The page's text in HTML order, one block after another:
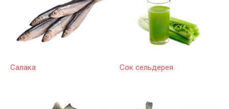
Салака Сок сельдерея